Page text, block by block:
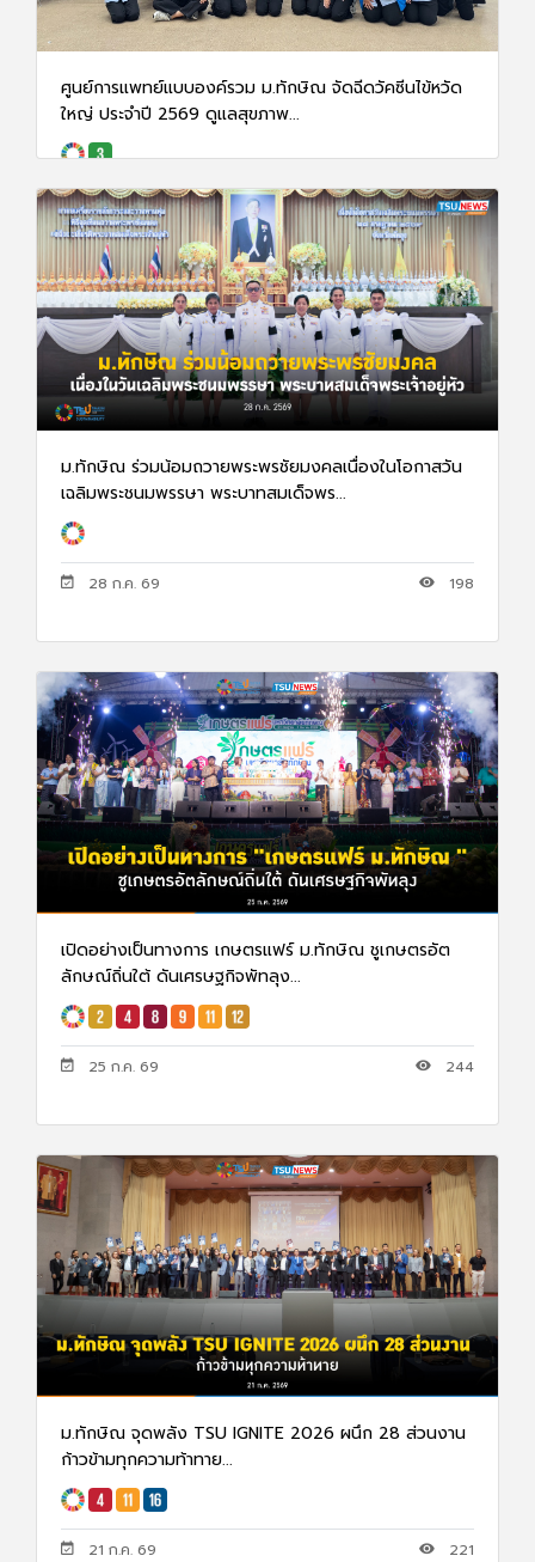
ศูนย์การแพทย์แบบองค์รวม ม.ทักษิณ จัดฉีดวัคซีนไข้หวัด
ใหญ่ ประจำปี 2569 ดูแลสุขภาพ...
29 ก.ค. 69 79
ม.ทักษิณ ร่วมน้อมถวายพระพรชัยมงคลเนื่องในโอกาสวัน
เฉลิมพระชนมพรรษา พระบาทสมเด็จพร...
28 ก.ค. 69 198
เปิดอย่างเป็นทางการ เกษตรแฟร์ ม.ทักษิณ ชูเกษตรอัต
ลักษณ์ถิ่นใต้ ดันเศรษฐกิจพัทลุง...
25 ก.ค. 69 244
ม.ทักษิณ จุดพลัง TSU IGNITE 2026 ผนึก 28 ส่วนงาน
ก้าวข้ามทุกความท้าทาย...
21 ก.ค. 69 221